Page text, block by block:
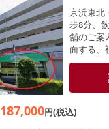
京浜東北
歩8分、
舗のご案
面する、
店。周辺
るため
集客が
さい。
187,000円(税込)